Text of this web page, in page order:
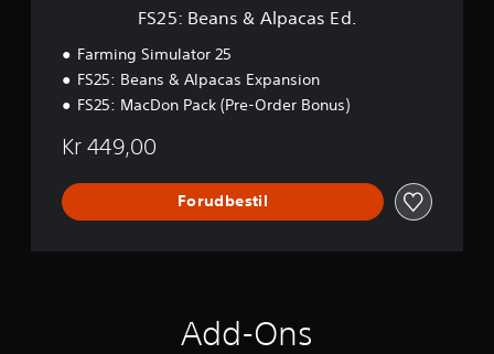
FS25: Beans & Alpacas Ed.
Farming Simulator 25
FS25: Beans & Alpacas Expansion
FS25: MacDon Pack (Pre-Order Bonus)
Kr 449,00
Forudbestil
Add-Ons